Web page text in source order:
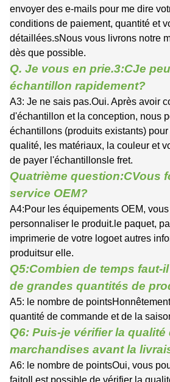
envoyer des e-mails pour me dire
conditions de paiement, quantité et
détaillées.sNous vous livrons notre
dès que possible.
Q. Je vous en prie.3:CJe
échantillon rapidement?
A3: Je ne sais pas.Oui. Après avoir
d'échantillon et la conception, nous
échantillons (produits existants)
qualité, les matériaux, la couleur et
de payer l'échantillons le fret.
Quatrième question:CVous
service OEM?
A4:Pour les équipements OEM,
personnaliser le produit. le paquet,
imprimerie de votre logoet autres
produitsur elle.
Q5:Combien de temps faut-
de grandes quantités de
A5: le nombre de points
quantité de commande et de la
Q6: Puis-je vérifier la qualité
marchandises avant la
A6: le nombre de pointsOui, vous
faito Il est possible de vérifier la